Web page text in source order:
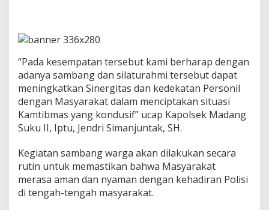
e
a
r
S
a
m
b
a
g
M
a
s
y
“Pada kesempatan tersebut kami berharap dengan
adanya sambang dan silaturahmi tersebut dapat
meningkatkan Sinergitas dan kedekatan Personil
dengan Masyarakat dalam menciptakan situasi
Kamtibmas yang kondusif” ucap Kapolsek Madang
Suku II, Iptu, Jendri Simanjuntak, SH.
Kegiatan sambang warga akan dilakukan secara
rutin untuk memastikan bahwa Masyarakat
merasa aman dan nyaman dengan kehadiran Polisi
di tengah-tengah masyarakat.